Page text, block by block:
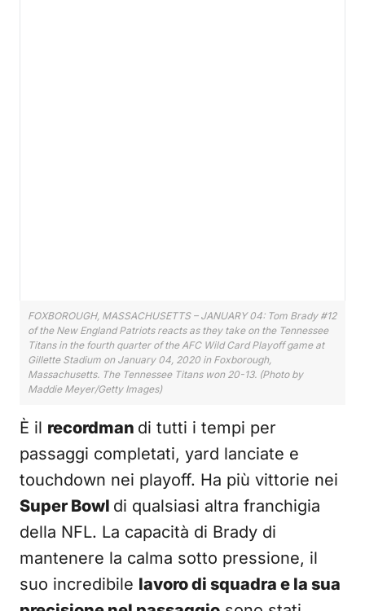
FOXBOROUGH, MASSACHUSETTS – JANUARY 04: Tom Brady #12
of the New England Patriots reacts as they take on the Tennessee
Titans in the fourth quarter of the AFC Wild Card Playoff game at
Gillette Stadium on January 04, 2020 in Foxborough,
Massachusetts. The Tennessee Titans won 20-13. (Photo by
Maddie Meyer/Getty Images)
È il recordman di tutti i tempi per
passaggi completati, yard lanciate e
touchdown nei playoff. Ha più vittorie nei
Super Bowl di qualsiasi altra franchigia
della NFL. La capacità di Brady di
mantenere la calma sotto pressione, il
suo incredibile lavoro di squadra e la sua